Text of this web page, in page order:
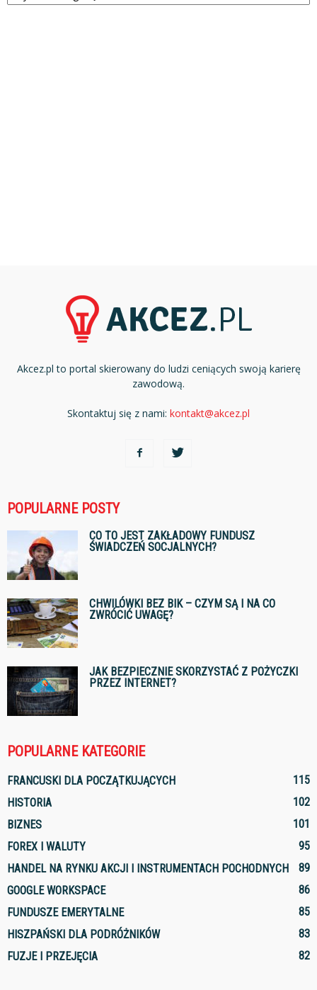
Akcez.pl to portal skierowany do ludzi ceniących swoją karierę
zawodową.
Skontaktuj się z nami: kontakt@akcez.pl
POPULARNE POSTY
CO TO JEST ZAKŁADOWY FUNDUSZ
ŚWIADCZEŃ SOCJALNYCH?
CHWILÓWKI BEZ BIK – CZYM SĄ I NA CO
ZWRÓCIĆ UWAGĘ?
JAK BEZPIECZNIE SKORZYSTAĆ Z POŻYCZKI
PRZEZ INTERNET?
POPULARNE KATEGORIE
FRANCUSKI DLA POCZĄTKUJĄCYCH
115
HISTORIA
102
BIZNES
101
FOREX I WALUTY
95
HANDEL NA RYNKU AKCJI I INSTRUMENTACH POCHODNYCH
89
GOOGLE WORKSPACE
86
FUNDUSZE EMERYTALNE
85
HISZPAŃSKI DLA PODRÓŻNIKÓW
83
FUZJE I PRZEJĘCIA
82